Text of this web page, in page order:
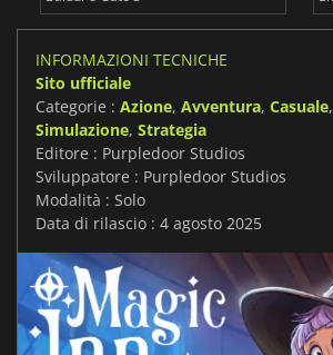
INFORMAZIONI TECNICHE
Sito ufficiale
Categorie : Azione, Avventura, Casuale,
Simulazione, Strategia
Editore : Purpledoor Studios
Sviluppatore : Purpledoor Studios
Modalità : Solo
Data di rilascio : 4 agosto 2025